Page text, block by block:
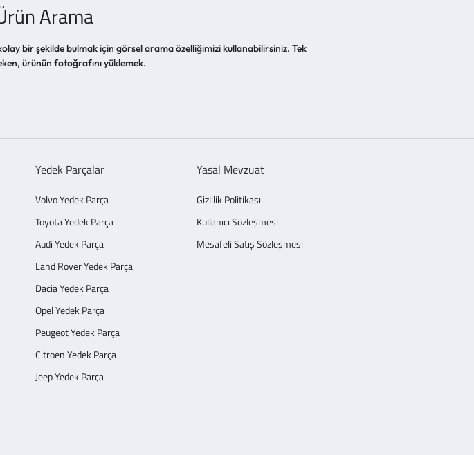
Arama
kolay bir şekilde bulmak için görsel arama özelliğimizi kullanabilirsiniz. Tek
ürünün fotoğrafını yüklemek.
Yedek Parçalar
Volvo Yedek Parça
Toyota Yedek Parça
Audi Yedek Parça
Land Rover Yedek Parça
Dacia Yedek Parça
Opel Yedek Parça
Peugeot Yedek Parça
Citroen Yedek Parça
Jeep Yedek Parça
Yasal Mevzuat
Gizlilik Politikası
Kullanıcı Sözleşmesi
Mesafeli Satış Sözleşmesi